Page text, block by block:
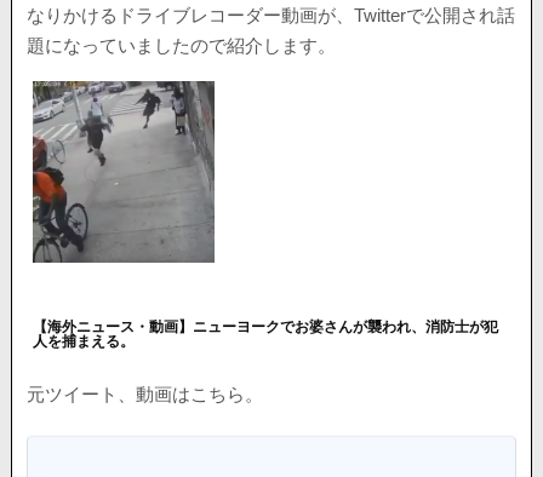
なりかけるドライブレコーダー動画が、Twitterで公開され話
題になっていましたので紹介します。
【海外ニュース・動画】ニューヨークでお婆さんが襲われ、消防士が犯
人を捕まえる。
元ツイート、動画はこちら。